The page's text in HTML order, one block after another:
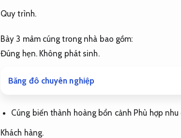
Quy trình.
Bày 3 mâm cúng trong nhà bao gồm:
Đúng hẹn. Không phát sinh.
Băng đô chuyên nghiệp
Cúng biến thành hoàng bổn cảnh Phù hợp
Khách hàng.